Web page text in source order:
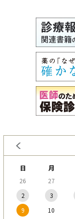
日 月
26 27
2
3
9
10